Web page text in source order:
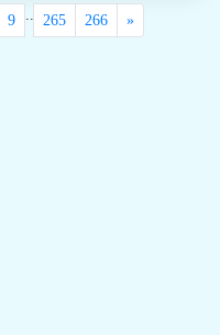
9 .. 265 266 »